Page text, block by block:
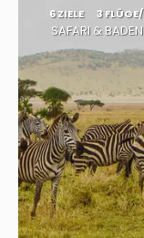
6 ZIELE 3
SAFARI & BADEN